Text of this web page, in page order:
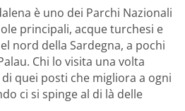
è uno dei Parchi Nazionali
principali, acque turchesi e
nord della Sardegna, a pochi
Chi lo visita una volta
quei posti che migliora a ogni
ci si spinge al di là delle